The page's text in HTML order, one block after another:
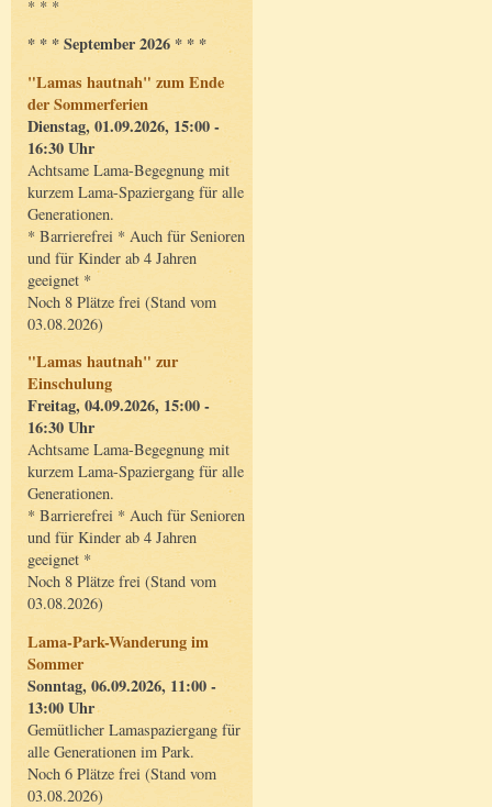
* * *
* * * September 2026 * * *
"Lamas hautnah" zum Ende
der Sommerferien
Dienstag, 01.09.2026, 15:00 -
16:30 Uhr
Achtsame Lama-Begegnung mit
kurzem Lama-Spaziergang für alle
Generationen.
* Barrierefrei * Auch für Senioren
und für Kinder ab 4 Jahren
geeignet *
Noch 8 Plätze frei (Stand vom
03.08.2026)
"Lamas hautnah" zur
Einschulung
Freitag, 04.09.2026, 15:00 -
16:30 Uhr
Achtsame Lama-Begegnung mit
kurzem Lama-Spaziergang für alle
Generationen.
* Barrierefrei * Auch für Senioren
und für Kinder ab 4 Jahren
geeignet *
Noch 8 Plätze frei (Stand vom
03.08.2026)
Lama-Park-Wanderung im
Sommer
Sonntag, 06.09.2026, 11:00 -
13:00 Uhr
Gemütlicher Lamaspaziergang für
alle Generationen im Park.
Noch 6 Plätze frei (Stand vom
03.08.2026)